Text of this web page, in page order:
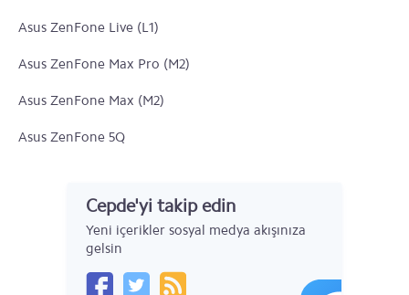
Asus ZenFone Live (L1)
Asus ZenFone Max Pro (M2)
Asus ZenFone Max (M2)
Asus ZenFone 5Q
Asus ZenFone Max Pro (M1)
Asus ZenFone Max (M1)
Asus ZenFone 5 (ZE620KL)
Cepde'yi takip edin
Yeni içerikler sosyal medya akışınıza
gelsin